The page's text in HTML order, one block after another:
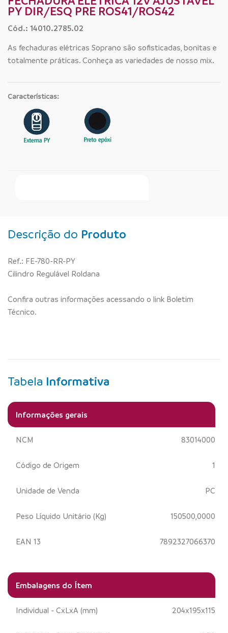
PY DIR/ESQ PRE ROS41/ROS42
Cód.: 14010.2785.02
As fechaduras elétricas Soprano são sofisticadas, bonitas e
totalmente práticas. Conheça as variedades de nosso mix.
Características:
Descrição do Produto
Ref.: FE-780-RR-PY
Cilindro Regulável Roldana
Confira outras informações acessando o link Boletim
Técnico.
Tabela Informativa
Informações gerais
NCM 83014000
Código de Origem 1
Unidade de Venda PC
Peso Líquido Unitário (Kg) 150500,0000
EAN 13 7892327066370
Embalagens do Ítem
Individual - CxLxA (mm) 204x195x115